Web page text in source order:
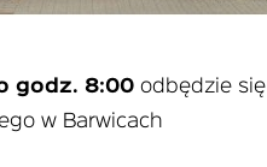
godz. 8:00 odbędzie się
w Barwicach